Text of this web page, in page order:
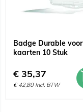
Badge Durable
kaarten 10 Stuk
€ 35,37
€ 42,80 Incl. BTW